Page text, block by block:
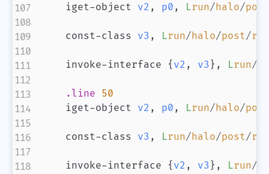
    iget-object
v2 , p0 , Lrun/halo/post
    const-class
v3 , Lrun/halo/post/
    invoke-interface
{ v2 , v3 } , Lrun/
.line 50
    iget-object
v2 , p0 , Lrun/halo/post
    const-class
v3 , Lrun/halo/post/
    invoke-interface
{ v2 , v3 } , Lrun/